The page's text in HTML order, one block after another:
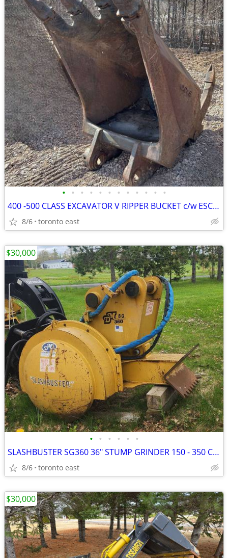
• • • • • • • • • • • •
400 -500 CLASS EXCAVATOR V RIPPER BUCKET c/w ESCO RIPPERS BUILT IN
8/6 toronto east
• • • • • •
SLASHBUSTER SG360 36" STUMP GRINDER 150 - 350 CLASS EXCAVATORS
8/6 toronto east
$30,000
$30,000